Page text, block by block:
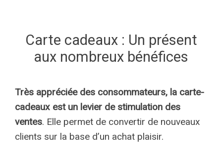
Carte cadeaux : Un présent
aux nombreux bénéfices
Très appréciée des consommateurs, la carte-
cadeaux est un levier de stimulation des
ventes. Elle permet de convertir de nouveaux
clients sur la base d’un achat plaisir.